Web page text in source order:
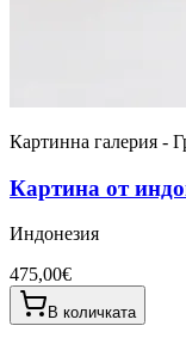
Картинна галерия -
Картина от
Индонезия
475,00€
В количката